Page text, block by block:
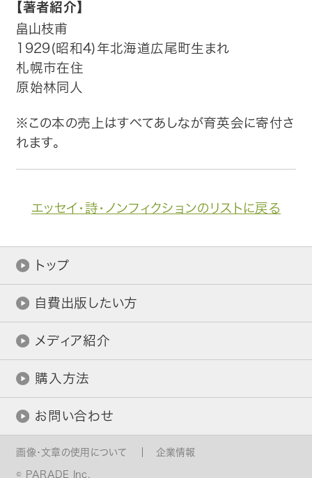
お問い合わせ
画像・文章の使用について
【著者紹介】
畠山枝甫
1929(昭和4)年北海道広尾町生まれ
札幌市在住
原始林同人
※この本の売上はすべてあしなが育英会に寄付さ
れます。
エッセイ・詩・ノンフィクションのリストに戻る
トップ
自費出版したい方
メディア紹介
購入方法
お問い合わせ
画像・文章の使用について 企業情報
© PARADE Inc.